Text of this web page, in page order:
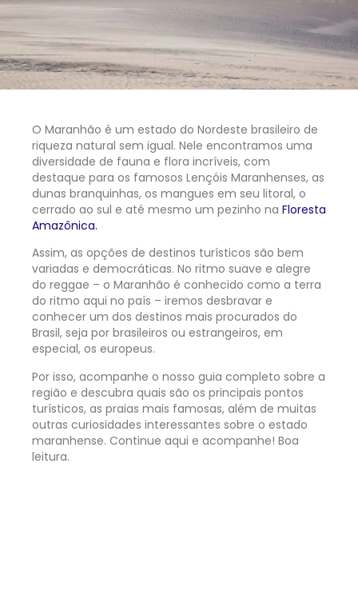
O Maranhão é um estado do Nordeste brasileiro de
riqueza natural sem igual. Nele encontramos uma
diversidade de fauna e flora incríveis, com
destaque para os famosos Lençóis Maranhenses, as
dunas branquinhas, os mangues em seu litoral, o
cerrado ao sul e até mesmo um pezinho na Floresta
Amazônica.
Assim, as opções de destinos turísticos são bem
variadas e democráticas. No ritmo suave e alegre
do reggae – o Maranhão é conhecido como a terra
do ritmo aqui no país – iremos desbravar e
conhecer um dos destinos mais procurados do
Brasil, seja por brasileiros ou estrangeiros, em
especial, os europeus.
Por isso, acompanhe o nosso guia completo sobre a
região e descubra quais são os principais pontos
turísticos, as praias mais famosas, além de muitas
outras curiosidades interessantes sobre o estado
maranhense. Continue aqui e acompanhe! Boa
leitura.